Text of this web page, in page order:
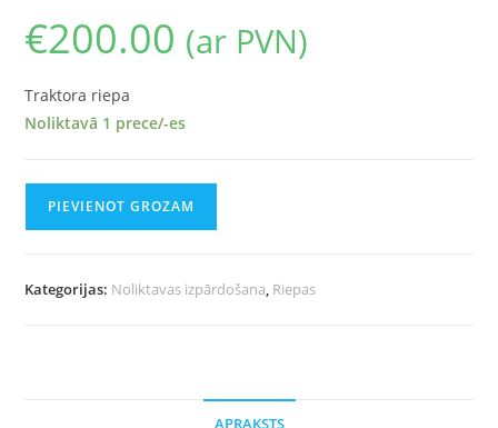
€200.00 (ar PVN)
Traktora riepa
Noliktavā 1 prece/-es
PIEVIENOT GROZAM
Kategorijas: Noliktavas izpārdošana, Riepas